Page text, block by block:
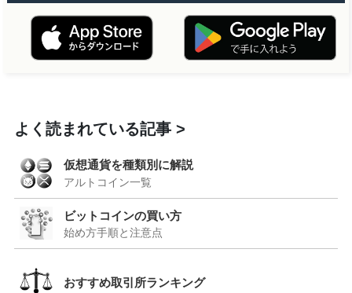
よく読まれている記事
仮想通貨を種類別に解説
アルトコイン一覧
ビットコインの買い方
始め方手順と注意点
おすすめ取引所ランキング